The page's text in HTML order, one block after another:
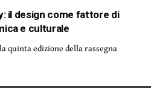
il design come fattore di
e culturale
quinta edizione della rassegna